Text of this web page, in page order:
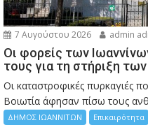
7 Αυγούστου 2026 admin
Οι φορείς των
τους για τη στήριξη
Οι καταστροφικές πυρκαγιές
Bοιωτία άφησαν πίσω τους
ΔΗΜΟΣ ΙΩΑΝΝΙΤΩΝ Επικαιρότητα